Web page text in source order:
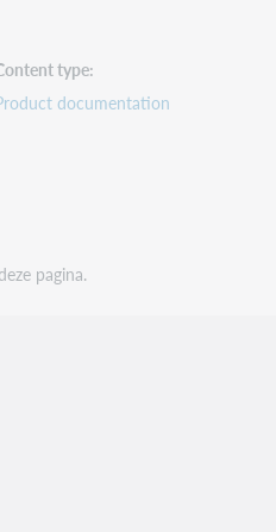
type
documentation
pagina.